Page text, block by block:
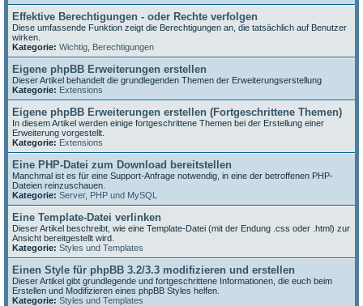
Effektive Berechtigungen - oder Rechte verfolgen
Diese umfassende Funktion zeigt die Berechtigungen an, die tatsächlich auf Benutzer
wirken.
Kategorie: Wichtig Berechtigungen
Eigene phpBB Erweiterungen erstellen
Dieser Artikel behandelt die grundlegenden Themen der Erweiterungserstellung
Kategorie: Extensions
Eigene phpBB Erweiterungen erstellen (Fortgeschrittene Themen)
In diesem Artikel werden einige fortgeschrittene Themen bei der Erstellung einer
Erweiterung vorgestellt.
Kategorie: Extensions
Eine PHP-Datei zum Download bereitstellen
Manchmal ist es für eine Support-Anfrage notwendig, in eine der betroffenen PHP-
Dateien reinzuschauen.
Kategorie: Server, PHP und MySQL
Eine Template-Datei verlinken
Dieser Artikel beschreibt, wie eine Template-Datei (mit der Endung .css oder .html) zur
Ansicht bereitgestellt wird.
Kategorie: Styles und Templates
Einen Style für phpBB 3.2/3.3 modifizieren und erstellen
Dieser Artikel gibt grundlegende und fortgeschrittene Informationen, die euch beim
Erstellen und Modifizieren eines phpBB Styles helfen.
Kategorie: Styles und Templates